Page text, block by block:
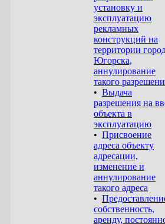
установку и
эксплуатацию
рекламных
конструкций на
территории
Югорска,
аннулирование
такого
• Выдача
разрешения на
объекта в
эксплуатацию
• Присвоение
адреса объекту
адресации,
изменение и
аннулирование
такого адреса
•
собственность,
аренду,